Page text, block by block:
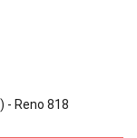
- Reno 818